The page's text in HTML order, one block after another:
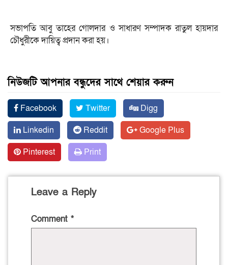
সভাপতি আবু তাহের গোলদার ও সাধারণ সম্পাদক রাতুল হায়দার
চৌধুরীকে দায়িত্ব প্রদান করা হয়।
নিউজটি আপনার বন্ধুদের সাথে শেয়ার করুন
Facebook Twitter
Digg
Linkedin
Reddit
Google Plus
Pinterest
Print
Leave a Reply
Comment *